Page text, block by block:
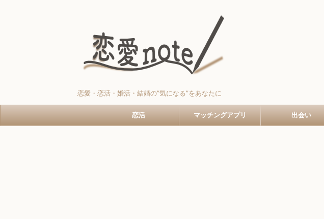
恋愛・恋活・婚活・結婚の”気になる”をあなたに
恋活 マッチングアプリ 出会い